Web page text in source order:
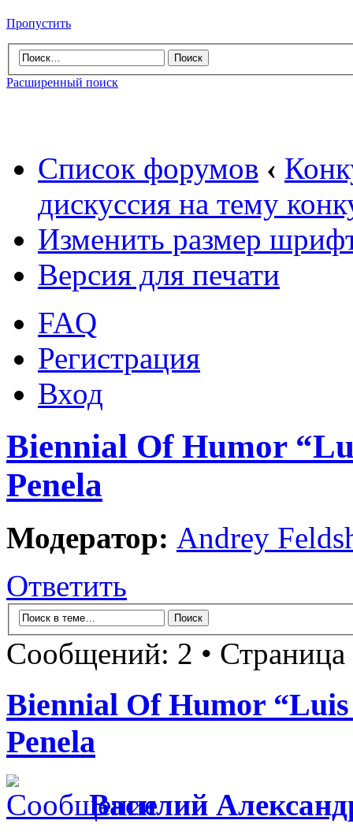
Пропустить
Расширенный поиск
Список форумов ‹
дискуссия на тему
Изменить размер
Версия для печати
FAQ
Регистрация
Вход
Biennial Of Humor
Penela
Модератор: Andrey
Ответить
Сообщений: 2 • Страница
Biennial Of Humor
Penela
Василий